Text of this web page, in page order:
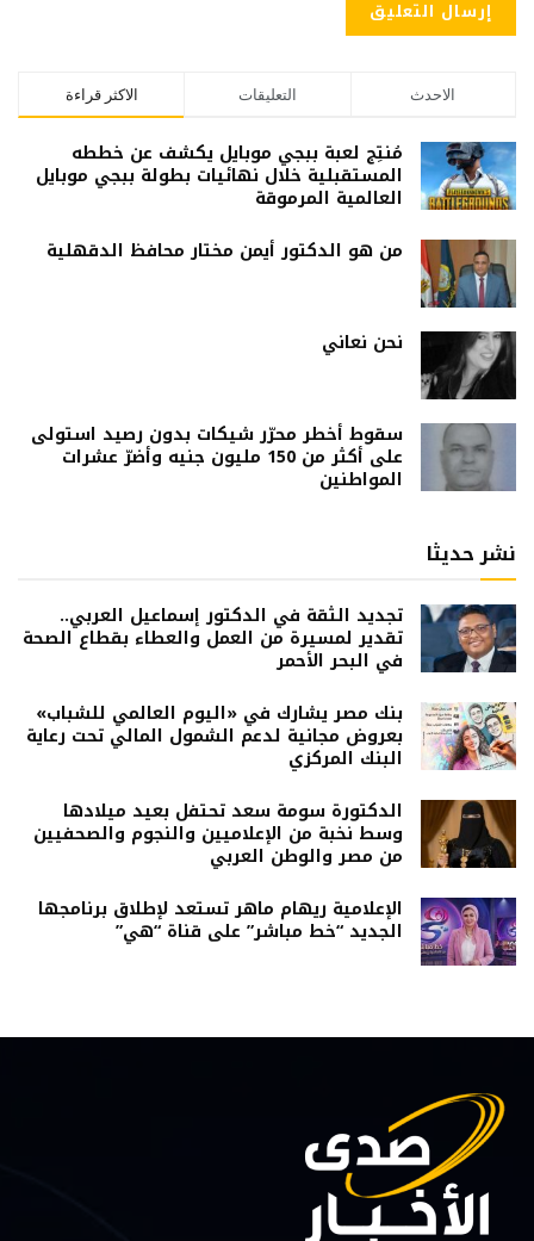
الاكثر قراءة التعليقات الاحدث
مُنتِج لعبة ببجي موبايل يكشف عن خططه
المستقبلية خلال نهائيات بطولة ببجي موبايل
العالمية المرموقة
من هو الدكتور أيمن مختار محافظ الدقهلية
نحن نعاني
سقوط أخطر محرّر شيكات بدون رصيد استولى
على أكثر من 150 مليون جنيه وأضرّ عشرات
المواطنين
نشر حديثا
تجديد الثقة في الدكتور إسماعيل العربي..
تقدير لمسيرة من العمل والعطاء بقطاع الصحة
في البحر الأحمر
بنك مصر يشارك في «اليوم العالمي للشباب»
بعروض مجانية لدعم الشمول المالي تحت رعاية
البنك المركزي
الدكتورة سومة سعد تحتفل بعيد ميلادها
وسط نخبة من الإعلاميين والنجوم والصحفيين
من مصر والوطن العربي
الإعلامية ريهام ماهر تستعد لإطلاق برنامجها
الجديد “خط مباشر” على قناة “هي”